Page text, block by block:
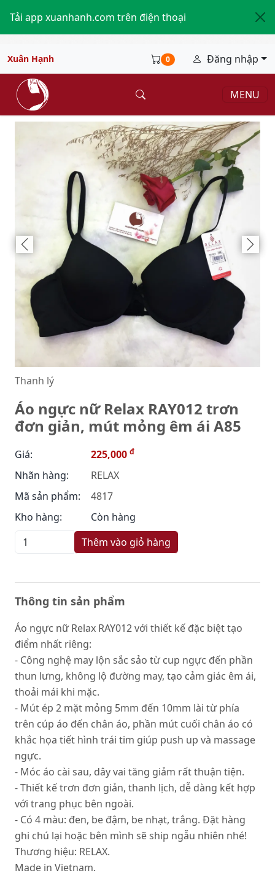
Tải app xuanhanh.com trên điện thoại
Xuân Hạnh 0 Đăng nhập
MENU
Thanh lý
Áo ngực nữ Relax RAY012 trơn
đơn giản, mút mỏng êm ái A85
Giá: 225,000 đ
Nhãn hàng:
RELAX
Mã sản phẩm:
4817
Kho hàng:
Còn hàng
Thêm vào giỏ hàng
Thông tin sản phẩm
Áo ngực nữ Relax RAY012 với thiết kế đặc biệt tạo
điểm nhất riêng:
- Công nghệ may lộn sắc sảo từ cup ngực đến phần
thun lưng, không lộ đường may, tạo cảm giác êm ái,
thoải mái khi mặc.
- Mút ép 2 mặt mỏng 5mm đến 10mm lài từ phía
trên cúp áo đến chân áo, phần mút cuối chân áo có
khắc họa tiết hình trái tim giúp push up và massage
ngực.
- Móc áo cài sau, dây vai tăng giảm rất thuận tiện.
- Thiết kế trơn đơn giản, thanh lịch, dễ dàng kết hợp
với trang phục bên ngoài.
- Có 4 màu: đen, be đậm, be nhạt, trắng. Đặt hàng
ghi chú lại hoặc bên mình sẽ ship ngẫu nhiên nhé!
Thương hiệu: RELAX.
Made in Vietnam.